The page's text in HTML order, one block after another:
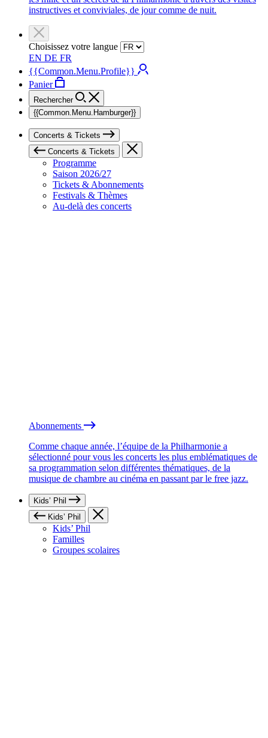
instructives et conviviales, de jour comme de nuit.
Choisissez votre langue
EN DE FR
{{Common.Menu.Profile}}
Panier
Rechercher
{{Common.Menu.Hamburger}}
Concerts & Tickets
Concerts & Tickets
Programme
Saison 2026/27
Tickets & Abonnements
Festivals & Thèmes
Au-delà des concerts
Abonnements
Comme chaque année, l’équipe de la Philharmonie a
sélectionné pour vous les concerts les plus emblématiques de
sa programmation selon différentes thématiques, de la
musique de chambre au cinéma en passant par le free jazz.
Kids’ Phil
Kids’ Phil
Kids’ Phil
Familles
Groupes scolaires